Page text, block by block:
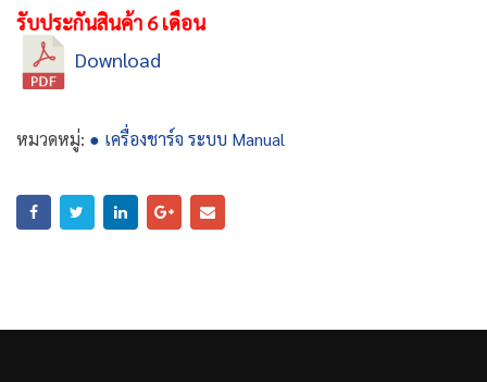
รับประกันสินค้า 6 เดือน
Download
หมวดหมู่: ● เครื่องชาร์จ ระบบ Manual